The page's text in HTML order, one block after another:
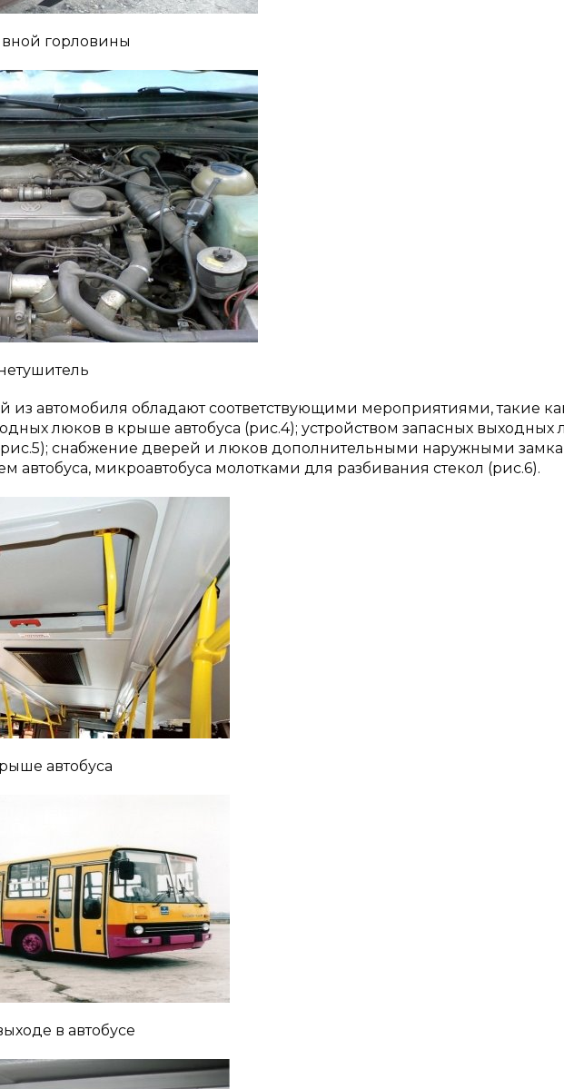
горловины
из автомобиля обладают соответствующими мероприятиями, такие
люков в крыше автобуса (рис.4); устройством запасных выходных
(рис.5); снабжение дверей и люков дополнительными наружными
автобуса, микроавтобуса молотками для разбивания стекол (рис.6).
автобуса
в автобусе